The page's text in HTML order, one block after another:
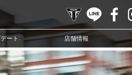
TRIUMPHLINE
ート 店舗情報